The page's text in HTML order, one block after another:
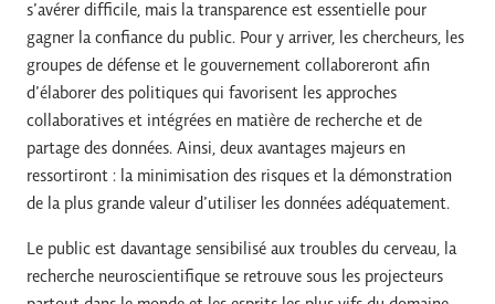
s’avérer difficile, mais la transparence est essentielle pour
gagner la confiance du public. Pour y arriver, les chercheurs, les
groupes de défense et le gouvernement collaboreront afin
d’élaborer des politiques qui favorisent les approches
collaboratives et intégrées en matière de recherche et de
partage des données. Ainsi, deux avantages majeurs en
ressortiront : la minimisation des risques et la démonstration
de la plus grande valeur d’utiliser les données adéquatement.
Le public est davantage sensibilisé aux troubles du cerveau, la
recherche neuroscientifique se retrouve sous les projecteurs